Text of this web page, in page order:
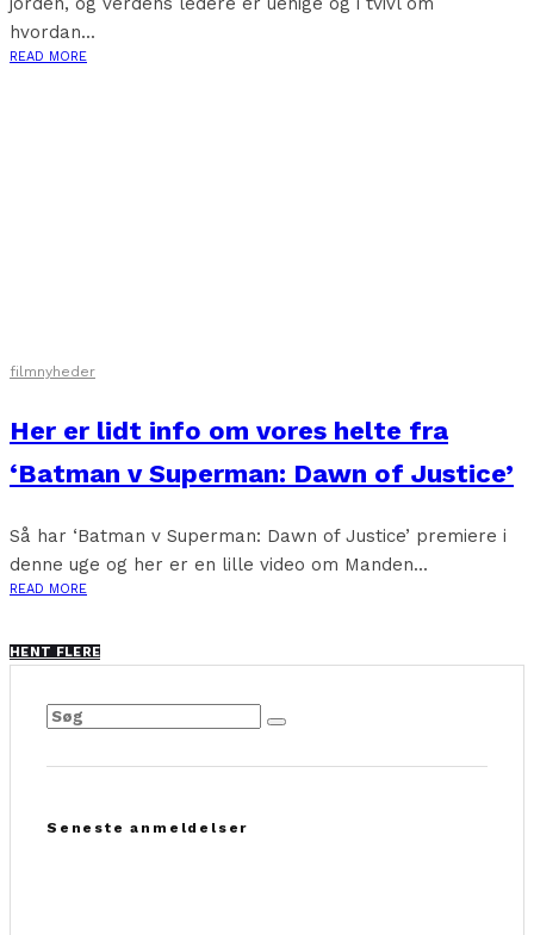
hvordan...
READ MORE
filmnyheder
Her er lidt info om vores helte fra
‘Batman v Superman: Dawn of Justice’
Så har ‘Batman v Superman: Dawn of Justice’ premiere i
denne uge og her er en lille video om Manden...
READ MORE
HENT FLERE
Seneste anmeldelser